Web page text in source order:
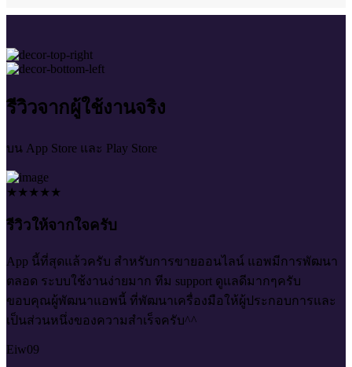
รีวิวจากผู้ใช้งานจริง
บน App Store และ Play Store
★★★★★
รีวิวให้จากใจครับ
App นี้ที่สุดแล้วครับ สำหรับการขายออนไลน์ แอพมีการพัฒนา
ตลอด ระบบใช้งานง่ายมาก ทีม support ดูแลดีมากๆครับ
ขอบคุณผู้พัฒนาแอพนี้ ที่พัฒนาเครื่องมือให้ผู้ประกอบการและ
เป็นส่วนหนึ่งของความสำเร็จครับ^^
Eiw09